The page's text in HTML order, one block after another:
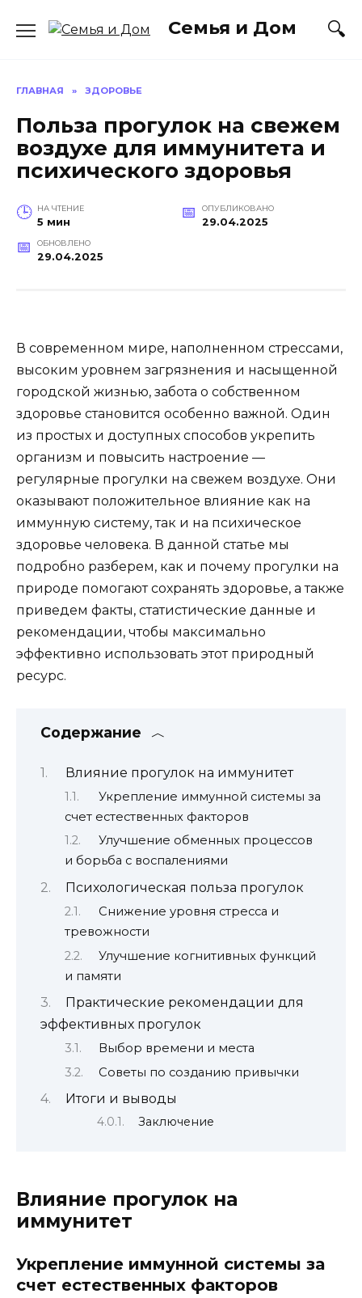
Семья и Дом
ГЛАВНАЯ » ЗДОРОВЬЕ
Польза прогулок на свежем
воздухе для иммунитета и
психического здоровья
НА ЧТЕНИЕ
5 мин
ОПУБЛИКОВАНО
29.04.2025
ОБНОВЛЕНО
29.04.2025
В современном мире, наполненном стрессами,
высоким уровнем загрязнения и насыщенной
городской жизнью, забота о собственном
здоровье становится особенно важной. Один
из простых и доступных способов укрепить
организм и повысить настроение —
регулярные прогулки на свежем воздухе. Они
оказывают положительное влияние как на
иммунную систему, так и на психическое
здоровье человека. В данной статье мы
подробно разберем, как и почему прогулки на
природе помогают сохранять здоровье, а также
приведем факты, статистические данные и
рекомендации, чтобы максимально
эффективно использовать этот природный
ресурс.
Содержание
Влияние прогулок на иммунитет
Укрепление иммунной системы за
счет естественных факторов
Улучшение обменных процессов
и борьба с воспалениями
Психологическая польза прогулок
Снижение уровня стресса и
тревожности
Улучшение когнитивных функций
и памяти
Практические рекомендации для
эффективных прогулок
Выбор времени и места
Советы по созданию привычки
Итоги и выводы
Заключение
Влияние прогулок на
иммунитет
Укрепление иммунной системы за
счет естественных факторов